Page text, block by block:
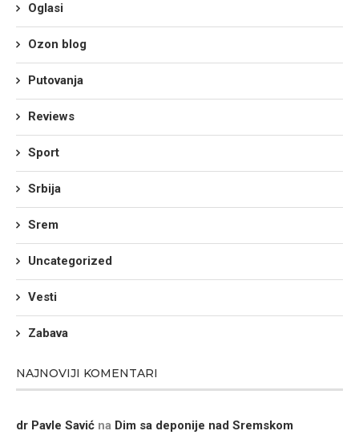
Oglasi
Ozon blog
Putovanja
Reviews
Sport
Srbija
Srem
Uncategorized
Vesti
Zabava
NAJNOVIJI KOMENTARI
dr Pavle Savić na Dim sa deponije nad Sremskom